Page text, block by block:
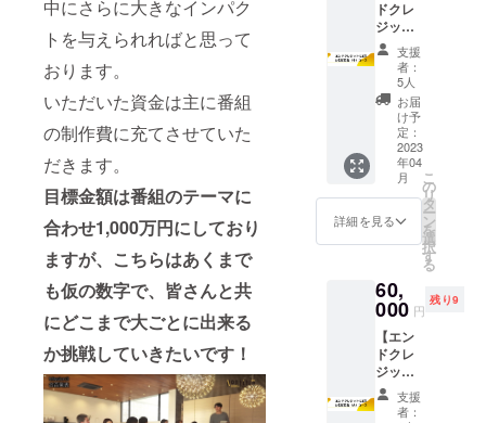
中にさらに大きなインパク
トを与えられればと思って
おります。
いただいた資金は主に番組
の制作費に充てさせていた
だきます。
目標金額は番組のテーマに
合わせ1,000万円にしており
ますが、こちらはあくまで
も仮の数字で、皆さんと共
にどこまで大ごとに出来る
か挑戦していきたいです！
木＆出
演メン
バーの
支援者
限定コ
ラム全5
回をお
届け
Nontitle
番組ス
タッフT
シャツ
CAMPF
IRE限定
Nontitle
カー エ
ンドク
レジッ
トに1回
お名前
記載
（小）
1話~12
ドクレ
ジット
に1回お
名前記
（中）
コー
ス】 お
礼の
メッ
セージ
CAMPF
IRE活動
報告に
てプロ
サー兼
チーフ
メン
ター青
木＆出
演メン
バーの
支援者
支援
者：
5人
お届
け予
定：
2023
年04
月
詳細を見る
こ
の
リ
タ
ー
ン
を
選
択
す
る
60,
000 円
残り9
【エン
ドクレ
ジット
に1回お
名前記
支援
者：